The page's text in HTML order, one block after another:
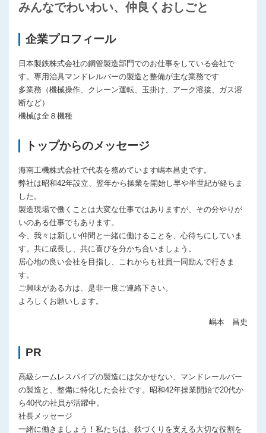
みんなでわいわい、仲良くおしごと
企業プロフィール
日本製鉄株式会社の鋼管製造部門でのお仕事をしている会社で
す。専用治具マンドレルバーの製造と整備が主な業務です
多業務（機械操作、クレーン運転、玉掛け、アーク溶接、ガス溶
断など）
機械は全８機種
トップからのメッセージ
海南工機株式会社で代表を務めています嶋本昌史です。
弊社は昭和42年設立、翌年から操業を開始し早や半世紀が経ちま
した。
製造現場で働くことは大変な仕事ではありますが、その分やりが
いのある仕事でもあります。
今、我々は新しい仲間と一緒に働けることを、心待ちにしていま
す。共に成長し、共に喜びを分かち合いましょう。
居心地の良い会社を目指し、これからも社員一同励んで行きま
す。
ご興味がある方は、是非一度ご連絡下さい。
よろしくお願いします。
嶋本 昌史
PR
高級シームレスパイプの製造には欠かせない、マンドレールバー
の製造と、整備に特化した会社です。昭和42年操業開始で20代か
ら40代の社員が活躍中。
社長メッセージ
一緒に働きましょう！私たちは、鉄づくりを支える大切な役割を